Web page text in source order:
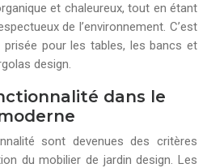
et chaleureux, tout en étant
de l’environnement. C’est
pour les tables, les bancs et
design.
dans le
sont devenues des critères
du mobilier de jardin design. Les